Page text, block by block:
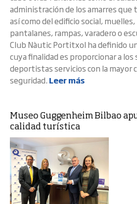
administración de los amarres que
así como del edificio social,
pantalanes, rampas, varadero o
Club Nàutic Portitxol ha definido
cuya finalidad es proporcionar a los
deportistas servicios con la mayor
seguridad. Leer más
Museo Guggenheim Bilbao
calidad turística